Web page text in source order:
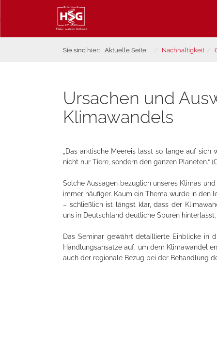
Sie sind hier: Aktuelle Seite: Nachhaltigkeit
Ursachen und
Klimawandels
„Das arktische Meereis lässt so lange auf
nicht nur Tiere, sondern den ganzen Planeten.“
Solche Aussagen bezüglich unseres Klimas
immer häufiger. Kaum ein Thema wurde in den
– schließlich ist längst klar, dass der
uns in Deutschland deutliche Spuren hinterlässt.
Das Seminar gewährt detaillierte Einblicke in
Handlungsansätze auf, um dem Klimawandel
auch der regionale Bezug bei der Behandlung